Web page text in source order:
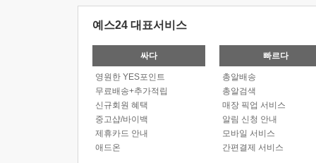
예스24 대표서비스
싸다
영원한 YES포인트
무료배송+추가적립
신규회원 혜택
중고샵/바이백
제휴카드 안내
애드온
빠르다
총알배송
총알검색
매장 픽업 서비스
알림 신청 안내
모바일 서비스
간편결제 서비스